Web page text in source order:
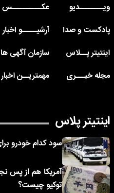
ویــــــــدیو
عکــــــــــس
پادکست و صدا
آرشیـــــو اخبار
اینتیتر پــلاس
سازمان آگهی ها
مجله خبـــری
مهمتریــن اخبار
اینتیتر پلاس
سود کدام خودرو
آمریکا هم از پس
توکیو چیست؟